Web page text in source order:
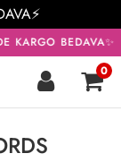
KARGO BEDAVA✨
0